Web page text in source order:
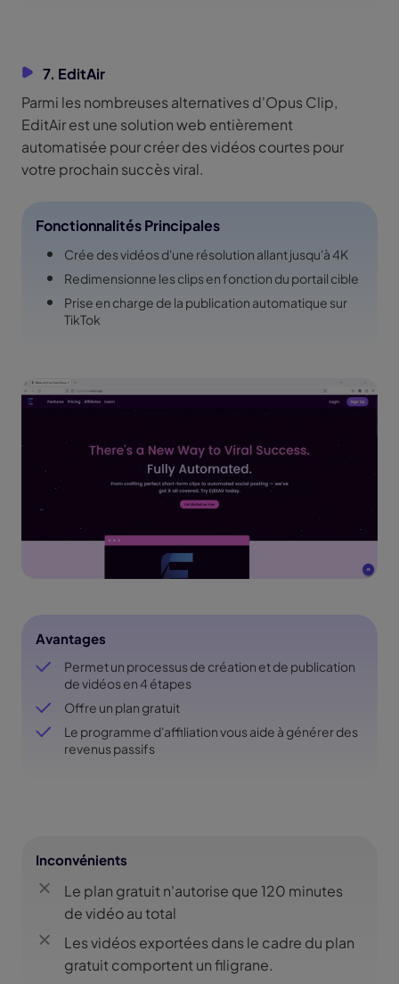
7. EditAir
Parmi les nombreuses alternatives d'Opus Clip,
EditAir est une solution web entièrement
automatisée pour créer des vidéos courtes pour
votre prochain succès viral.
Fonctionnalités Principales
Crée des vidéos d'une résolution allant jusqu'à 4K
Redimensionne les clips en fonction du portail cible
Prise en charge de la publication automatique sur
TikTok
Avantages
Permet un processus de création et de publication
de vidéos en 4 étapes
Offre un plan gratuit
Le programme d'affiliation vous aide à générer des
revenus passifs
Inconvénients
Le plan gratuit n'autorise que 120 minutes
de vidéo au total
Les vidéos exportées dans le cadre du plan
gratuit comportent un filigrane.